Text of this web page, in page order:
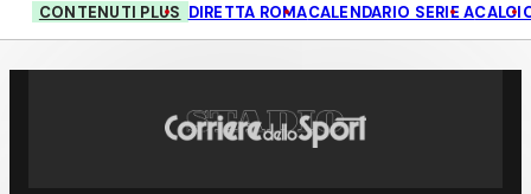
CONTENUTI PLUS DIRETTA ROMACALENDARIO SERIE A